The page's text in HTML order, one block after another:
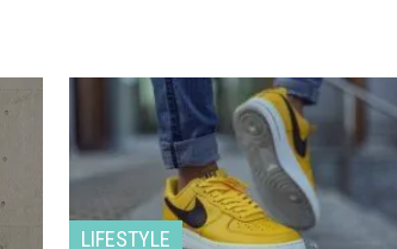
LIFESTYLE